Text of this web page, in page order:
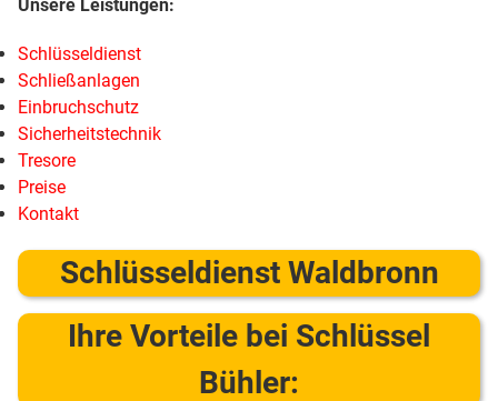
Schlüsseldienst
Schließanlagen
Einbruchschutz
Sicherheitstechnik
Tresore
Preise
Kontakt
Schlüsseldienst Waldbronn
Ihre Vorteile bei Schlüssel
Bühler: